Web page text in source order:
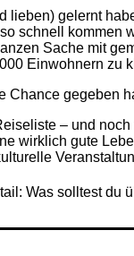
lieben) gelernt
schnell
Sache mit
Einwohnern zu
Chance gegeben
– und
wirklich gute
Was solltest